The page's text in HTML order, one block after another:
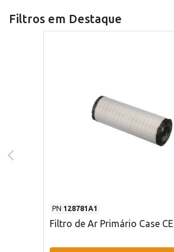
Filtros em Destaque
PN 128781A1
Filtro de Ar Primário Case CE